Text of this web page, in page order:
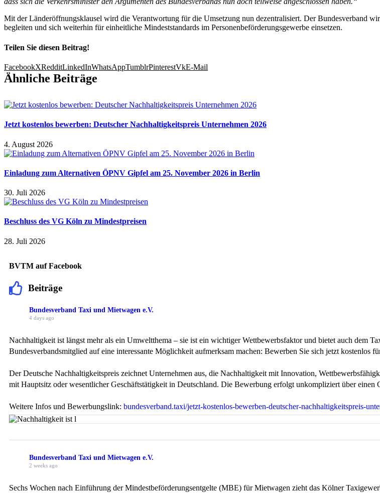
Mit der Länderöffnungsklausel wird die Verantwortung für die Umsetzung nun dezentralisiert. Der Bundesverband
begleiten und sich weiterhin für einheitliche Mindeststandards im Personenbeförderungsgewerbe einsetzen.
Teilen Sie diesen Beitrag!
FacebookXRedditLinkedInWhatsAppTumblrPinterestVkE-Mail
Ähnliche Beiträge
Jetzt kostenlos bewerben: Deutscher Nachhaltigkeitspreis Unternehmen 2026
4. August 2026
Einladung zum Alternativen ÖPNV Gipfel am 25. November 2026 in Berlin
30. Juli 2026
Beschluss des VG Köln zu Mindestpreisen
28. Juli 2026
BVTM auf Facebook
Beiträge
Bundesverband Taxi und Mietwagen e.V.
4 days ago
Nachhaltigkeit ist längst mehr als ein Umweltthema – sie ist ein wichtiger Wettbewerbsfaktor und bietet auch dem
Bundesverbandsmitglied auf eine interessante Möglichkeit aufmerksam machen: Bewerben Sie sich jetzt kostenlos
Der Deutsche Nachhaltigkeitspreis zeichnet Unternehmen aus, die Nachhaltigkeit mit Innovation,
mit Hauptsitz oder wesentlicher Geschäftstätigkeit in Deutschland. Die Bewerbung erfolgt unkompliziert über einen
Weitere Infos und Bewerbungslink: bundesverband.taxi/jetzt-kostenlos-bewerben-deutscher-nachhaltigkeitspreis-
Bundesverband Taxi und Mietwagen e.V.
2 weeks ago
Sechs Wochen nach Einführung der Mindestbeförderungsentgelte (MBE) für Mietwagen zieht das Kölner